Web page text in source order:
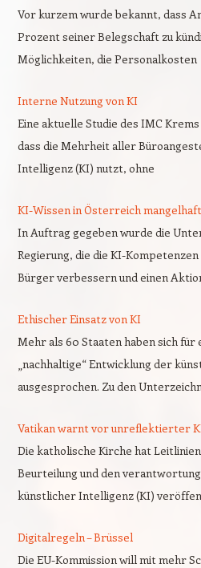
Vor kurzem wurde bekannt, dass
Prozent seiner Belegschaft zu
Möglichkeiten, die Personalkosten
Interne Nutzung von KI
Eine aktuelle Studie des IMC
dass die Mehrheit aller
Intelligenz (KI) nutzt, ohne
KI-Wissen in Österreich mangelhaft
In Auftrag gegeben wurde die
Regierung, die die KI-
Bürger verbessern und einen
Ethischer Einsatz von KI
Mehr als 60 Staaten haben sich für
„nachhaltige“ Entwicklung der
ausgesprochen. Zu den
Vatikan warnt vor unreflektierter
Die katholische Kirche hat
Beurteilung und den
künstlicher Intelligenz (KI)
Digitalregeln – Brüssel
Die EU-Kommission will mit mehr